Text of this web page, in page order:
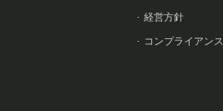
経営方針
コンプライアンス